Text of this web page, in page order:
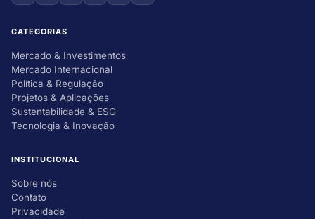
CATEGORIAS
Mercado & Investimentos
Mercado Internacional
Política & Regulação
Projetos & Aplicações
Sustentabilidade & ESG
Tecnologia & Inovação
INSTITUCIONAL
Sobre nós
Contato
Privacidade